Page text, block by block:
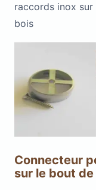
raccords inox
bois
Connecteur
sur le bout